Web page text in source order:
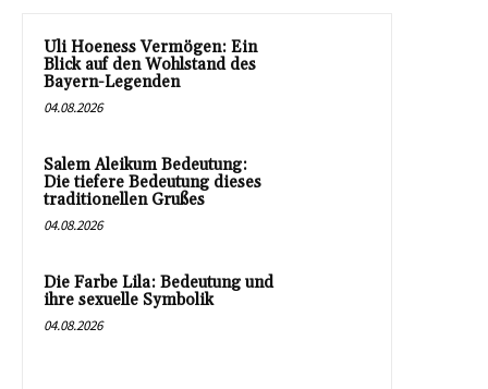
Uli Hoeness Vermögen: Ein
Blick auf den Wohlstand des
Bayern-Legenden
04.08.2026
Salem Aleikum Bedeutung:
Die tiefere Bedeutung dieses
traditionellen Grußes
04.08.2026
Die Farbe Lila: Bedeutung und
ihre sexuelle Symbolik
04.08.2026